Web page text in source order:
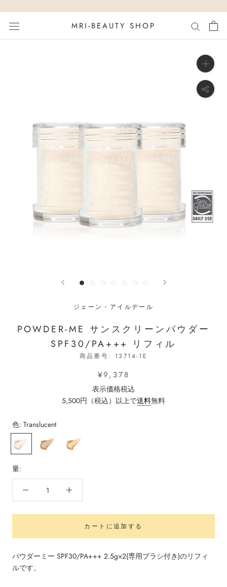
プ
MRI-BEAUTY SHOP
ジェーン・アイルデール
POWDER-ME サンスクリーンパウダー
SPF30/PA+++ リフィル
商品番号: 13714-1E
¥9,378
表示価格税込
5,500円（税込）以上で送料無料
色: Translucent
TranslucentNude Golden
量:
カートに追加する
パウダーミー SPF30/PA+++ 2.5g×2(専用ブラシ付き)のリフィ
ルです。